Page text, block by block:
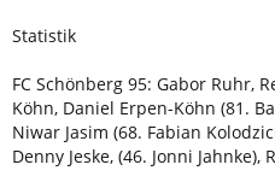
Statistik
FC Schönberg 95: Gabor Ruhr,
Köhn, Daniel Erpen-Köhn (81.
Niwar Jasim (68. Fabian
Denny Jeske, (46. Jonni